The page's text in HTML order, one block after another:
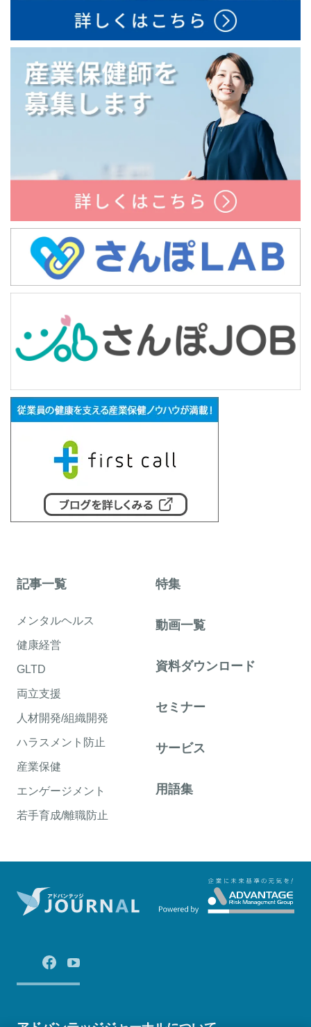
記事一覧
メンタルヘルス
健康経営
GLTD
両立支援
人材開発/組織開発
ハラスメント防止
産業保健
エンゲージメント
若手育成/離職防止
特集
動画一覧
資料ダウンロード
セミナー
サービス
用語集